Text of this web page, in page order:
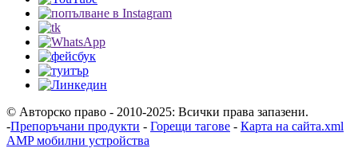
© Авторско право - 2010-2025: Всички права запазени.
-Препоръчани продукти - Горещи тагове - Карта на сайта.xml
AMP мобилни устройства